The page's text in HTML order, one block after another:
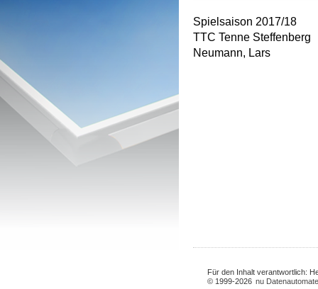
Spielsaison 2017/18
TTC Tenne Steffenberg
Neumann, Lars
Für den Inhalt verantwortlich:
© 1999-2026 nu